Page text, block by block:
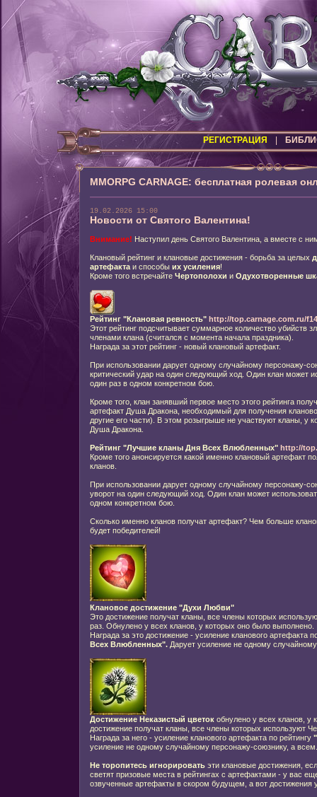
РЕГИСТРАЦИЯ
MMORPG CARNAGE: бесплатная ролевая
19.02.2026 15:00
Новости от Святого Валентина!
Внимание! Наступил день Святого Валентина, а вместе с
Клановый рейтинг и клановые достижения - борьба за целых
артефактаи способы их усиления!
Кроме того встречайте Чертополохи и Одухотворенные
Рейтинг "Клановая ревность" http://top.carnage.com.ru/
Этот рейтинг подсчитывает суммарное количество убийств
членами клана (считался с момента начала праздника).
Награда за этот рейтинг - новый клановый артефакт.
При использовании дарует одному случайному персонажу-
критический удар на один следующий ход. Один клан может
один раз в одном конкретном бою.
Кроме того, клан занявший первое место этого рейтинга
артефакт Душа Дракона, необходимый для получения
другие его части). В этом розыгрыше не участвуют кланы, у
Душа Дракона.
Рейтинг "Лучшие кланы Дня Всех Влюбленных" http://
Кроме того анонсируется какой именно клановый артефакт
кланов.
При использовании дарует одному случайному персонажу-
уворот на один следующий ход. Один клан может
одном конкретном бою.
Сколько именно кланов получат артефакт? Чем больше
будет победителей!
Клановое достижение "Духи Любви"
Это достижение получат кланы, все члены которых
раз. Обнулено у всех кланов, у которых оно было выполнено.
Награда за это достижение - усиление кланового артефакта
Всех Влюбленных". Дарует усиление не одному
Достижение Неказистый цветокобнулено у всех кланов, у
достижение получат кланы, все члены которых используют
Награда за него - усиление кланового артефакта по рейтингу
усиление не одному случайному персонажу-союзнику, а всем.
Не торопитесь игнорироватьэти клановые достижения,
светят призовые места в рейтингах с артефактами - у вас
озвученные артефакты в скором будущем, а вот достижения